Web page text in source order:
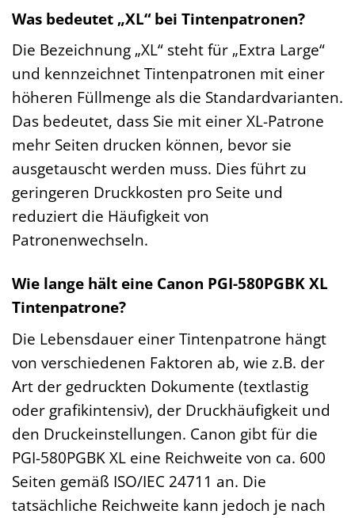
Was bedeutet „XL“ bei Tintenpatronen?
Die Bezeichnung „XL“ steht für „Extra Large“
und kennzeichnet Tintenpatronen mit einer
höheren Füllmenge als die Standardvarianten.
Das bedeutet, dass Sie mit einer XL-Patrone
mehr Seiten drucken können, bevor sie
ausgetauscht werden muss. Dies führt zu
geringeren Druckkosten pro Seite und
reduziert die Häufigkeit von
Patronenwechseln.
Wie lange hält eine Canon PGI-580PGBK XL
Tintenpatrone?
Die Lebensdauer einer Tintenpatrone hängt
von verschiedenen Faktoren ab, wie z.B. der
Art der gedruckten Dokumente (textlastig
oder grafikintensiv), der Druckhäufigkeit und
den Druckeinstellungen. Canon gibt für die
PGI-580PGBK XL eine Reichweite von ca. 600
Seiten gemäß ISO/IEC 24711 an. Die
tatsächliche Reichweite kann jedoch je nach